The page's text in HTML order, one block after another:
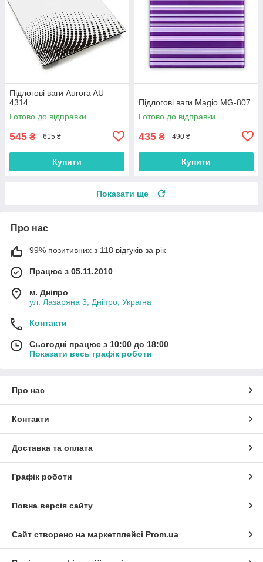
Підлогові ваги Aurora AU
4314
Готово до відправки
545 ₴ 615 ₴
Купити
Підлогові ваги Magio MG-807
Готово до відправки
435 ₴ 490 ₴
Купити
Показати ще
Про нас
99% позитивних з 118 відгуків за рік
Працює з 05.11.2010
м. Дніпро
ул. Лазаряна 3, Дніпро, Україна
Контакти
Сьогодні працює з 10:00 до 18:00
Показати весь графік роботи
Про нас
Контакти
Доставка та оплата
Графік роботи
Повна версія сайту
Сайт створено на маркетплейсі Prom.ua